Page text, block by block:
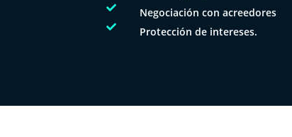
 Negociación con acreedores
 Protección de intereses.